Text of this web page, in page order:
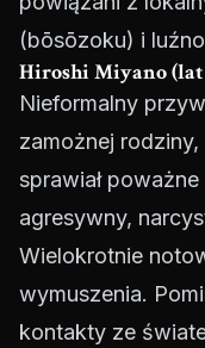
(bōsōzoku) i
Hiroshi Miyano (lat
Nieformalny
zamożnej
sprawiał
agresywny,
Wielokrotnie
wymuszenia.
kontakty ze